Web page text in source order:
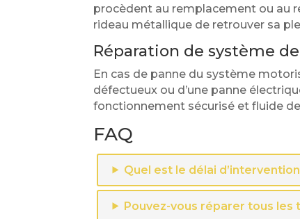
procèdent au remplacement ou au
rideau métallique de retrouver sa
Réparation de système
En cas de panne du système
défectueux ou d’une panne
fonctionnement sécurisé et fluide
FAQ
Quel est le délai
Pouvez-vous réparer tous les